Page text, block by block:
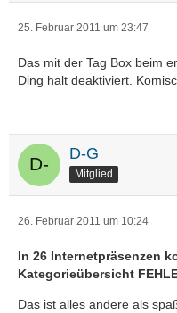
25. Februar 2011 um 23:47
Das mit der Tag Box beim
Ding halt deaktiviert.
D-G
Mitglied
26. Februar 2011 um 10:24
In 26 Internetpräsenzen
Kategorieübersicht
Das ist alles andere als